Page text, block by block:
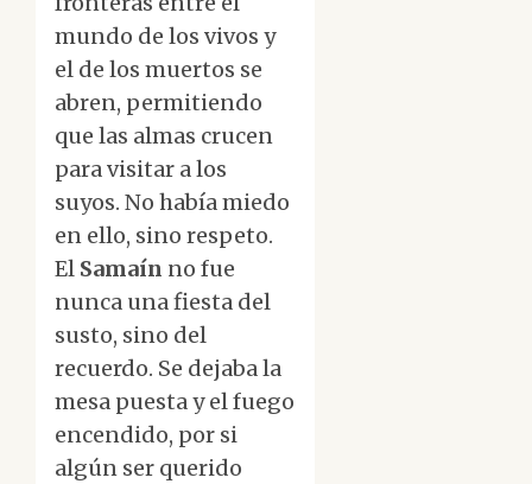
mundo de los vivos y
el de los muertos se
abren, permitiendo
que las almas crucen
para visitar a los
suyos. No había miedo
en ello, sino respeto.
El Samaín no fue
nunca una fiesta del
susto, sino del
recuerdo. Se dejaba la
mesa puesta y el fuego
encendido, por si
algún ser querido